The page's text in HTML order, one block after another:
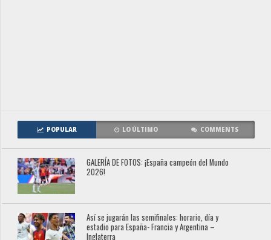
POPULAR LO ÚLTIMO COMMENTS
GALERÍA DE FOTOS: ¡España campeón del Mundo
2026!
Así se jugarán las semifinales: horario, día y
estadio para España- Francia y Argentina –
Inglaterra